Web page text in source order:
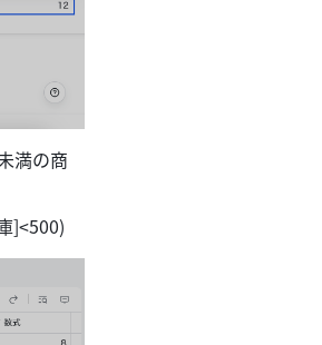
満の商
]<500)